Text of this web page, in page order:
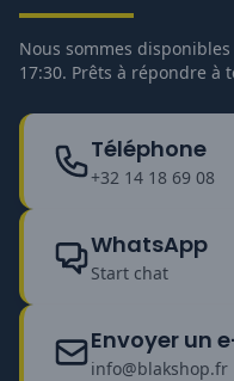
Nous sommes
17:30. Prêts à répondre à
Téléphone
+32 14 18 69 08
WhatsApp
Start chat
Envoyer un
info@blakshop.fr